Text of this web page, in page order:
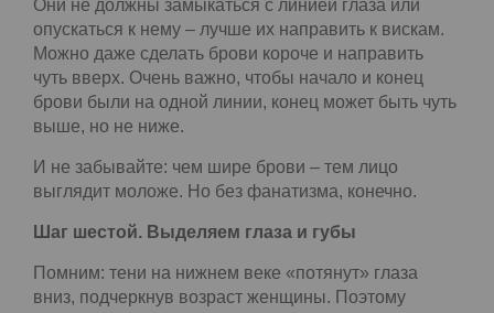
линии в антивозрастном макияже должны идти
вверх, благодаря чему лицо будет выглядеть
моложе.
Главной является линия бровей, она задает тон
всему рисунку лица. Ей подчиняются и линии губ,
брови. Они не должны замыкаться с линией глаза
или опускаться к нему – лучше их направить к
вискам. Можно даже сделать брови короче и
направить чуть вверх. Очень важно, чтобы
начало и конец брови были на одной линии,
конец может быть чуть выше, но не ниже.